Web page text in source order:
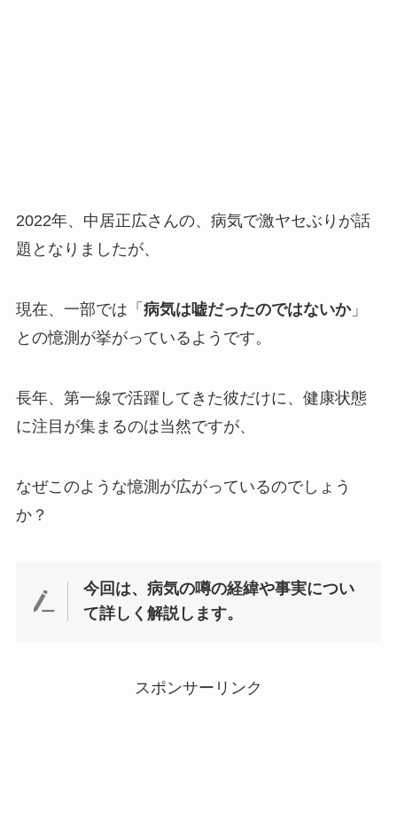
2022年、中居正広さんの、病気で激ヤセぶりが話
題となりましたが、
現在、一部では「 病気は嘘だったのではないか」
との憶測が挙がっているようです。
長年、第一線で活躍してきた彼だけに、健康状態
に注目が集まるのは当然ですが、
なぜこのような憶測が広がっているのでしょう
か？
今回は、病気の噂の経緯や事実につい
て詳しく解説します。
スポンサーリンク